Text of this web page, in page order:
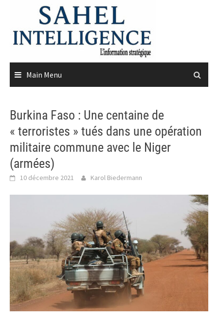
content
Main Menu
Burkina Faso : Une centaine de
« terroristes » tués dans une opération
militaire commune avec le Niger
(armées)
10 décembre 2021 Karol Biedermann